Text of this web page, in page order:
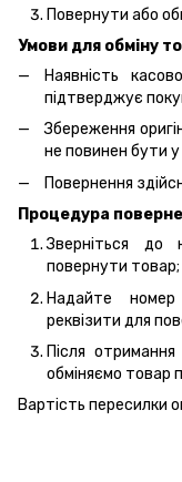
Повернути або
Умови для обміну
Наявність
підтверджує
Збереження
не повинен бути у
Повернення
Процедура
Зверніться до
повернути товар;
Надайте номер
реквізити для
Після
обміняємо товар
Вартість пересилки